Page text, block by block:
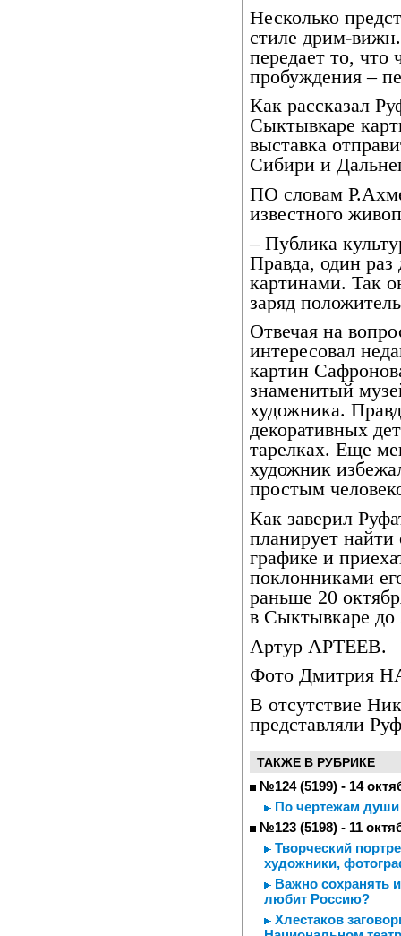
Несколько
стиле дрим-
передает то, что
пробуждения –
Как рассказал
Сыктывкаре
выставка
Сибири и
ПО словам
известного
– Публика
Правда, один раз
картинами. Так
заряд
Отвечая на
интересовал
картин
знаменитый
художника.
декоративных
тарелках. Еще
художник
простым
Как заверил
планирует найти
графике и
поклонниками
раньше 20
в Сыктывкаре до
Артур АРТЕЕВ.
Фото Дмитрия
В отсутствие
представляли
ТАКЖЕ В РУБРИКЕ
№124 (5199) - 14
По чертежам
№123 (5198) - 11
Творческий
художники,
Важно сохранять
любит Россию?
Хлестаков